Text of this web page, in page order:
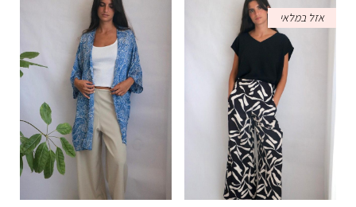
אזל במלאי